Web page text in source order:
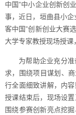
中国”中小企业创新创
事，近日，垣曲县小企
客中国”创新创业大赛
大学专家教授现场授课
为帮助企业充分
求，围绕项目谋划、
行全面细致讲解，内
授课结束后，现场设
围绕参赛创新亮点挖